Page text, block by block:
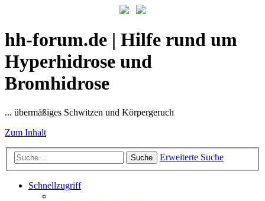
hh-forum.de | Hilfe rund um
Hyperhidrose und
Bromhidrose
... übermäßiges Schwitzen und Körpergeruch
Zum Inhalt
Suche Erweiterte Suche
Schnellzugriff